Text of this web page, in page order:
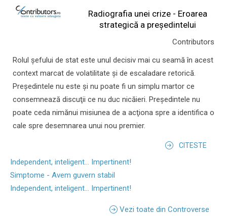
Radiografia unei crize - Eroarea
strategică a președintelui
Contributors
Rolul şefului de stat este unul decisiv mai cu seamă în acest
context marcat de volatilitate şi de escaladare retorică.
Preşedintele nu este şi nu poate fi un simplu martor ce
consemnează discuţii ce nu duc nicăieri. Preşedintele nu
poate ceda nimănui misiunea de a acţiona spre a identifica o
cale spre desemnarea unui nou premier.
CITESTE
Independent, inteligent... Impertinent!
Simptome - Avem guvern stabil
Independent, inteligent... Impertinent!
Vezi toate din Controverse